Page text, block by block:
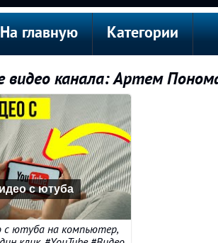
На главную Категории
видео канала: Артем
с ютуба
с ютуба на компьютер,